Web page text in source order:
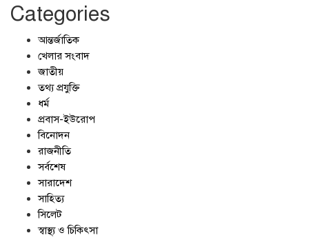
Categories
আন্তর্জাতিক
খেলার সংবাদ
জাতীয়
তথ্য প্রযুক্তি
ধর্ম
প্রবাস-ইউরোপ
বিনোদন
রাজনীতি
সর্বশেষ
সারাদেশ
সাহিত্য
সিলেট
স্বাস্থ্য ও চিকিৎসা